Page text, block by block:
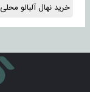
خرید نهال آلبالو محلی